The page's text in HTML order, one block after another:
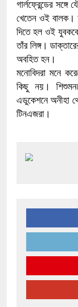
গার্লফ্রেন্ডের
খেতেন ওই
দিতে হল ওই
তাঁর লিঙ্গ।
অবহিত হন।
মনোবিদরা মনে
কিছু নয়।
এডুকেশনে অনীহা
টিনএজরা।